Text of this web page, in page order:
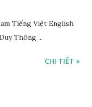
Tiếng Việt English
Thông ...
CHI TIẾT »